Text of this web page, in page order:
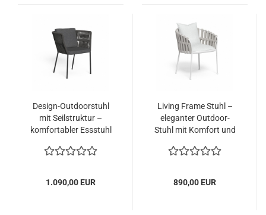
Design-Outdoorstuhl
mit Seilstruktur –
komfortabler Essstuhl
- Cliff
1.090,00 EUR
Living Frame Stuhl –
eleganter Outdoor-
Stuhl mit Komfort und
890,00 EUR